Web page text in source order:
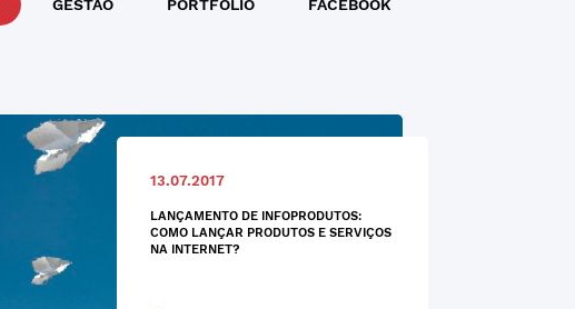
GESTÃO PORTFÓLIO FACEBOOK
13.07.2017
LANÇAMENTO DE INFOPRODUTOS:
COMO LANÇAR PRODUTOS E SERVIÇOS
NA INTERNET?